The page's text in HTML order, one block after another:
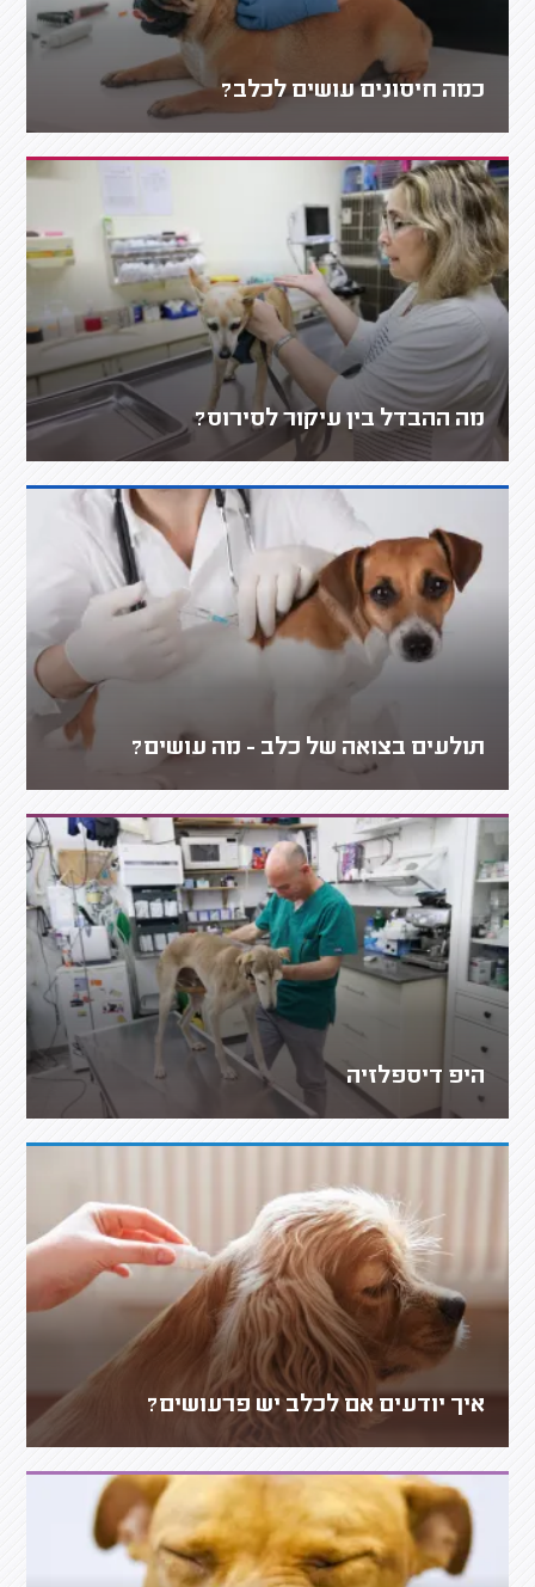
כמה חיסונים עושים לכלב?
מה ההבדל בין עיקור לסירוס?
תולעים בצואה של כלב - מה עושים?
היפ דיספלזיה
איך יודעים אם לכלב יש פרעושים?